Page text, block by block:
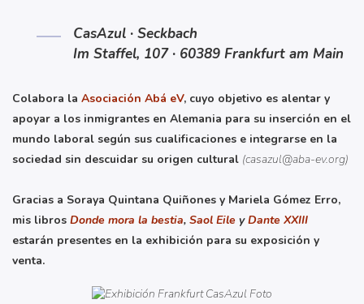
CasAzul · Seckbach
Im Staffel, 107 · 60389 Frankfurt am Main
Colabora la Asociación Abá eV, cuyo objetivo es alentar y
apoyar a los inmigrantes en Alemania para su inserción en el
mundo laboral según sus cualificaciones e integrarse en la
sociedad sin descuidar su origen cultural (casazul@aba-ev.org)
Gracias a Soraya Quintana Quiñones y Mariela Gómez Erro,
mis libros Donde mora la bestia, Saol Eile yDante XXIII
estarán presentes en la exhibición para su exposición y
venta.